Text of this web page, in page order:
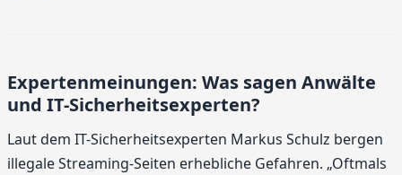
Expertenmeinungen: Was sagen Anwälte
und IT-Sicherheitsexperten?
Laut dem IT-Sicherheitsexperten Markus Schulz bergen
illegale Streaming-Seiten erhebliche Gefahren. „Oftmals